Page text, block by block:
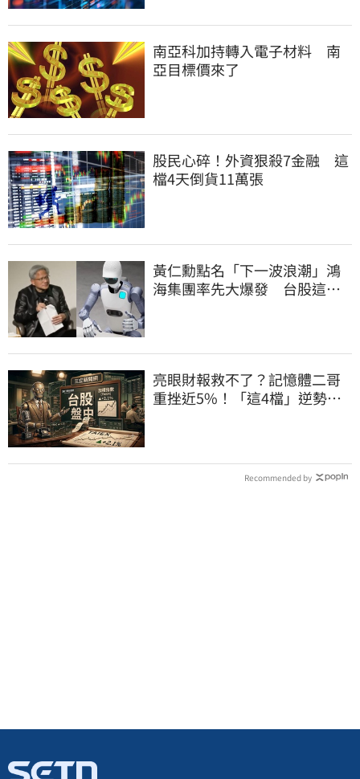
南亞科加持轉入電子材料 南
亞目標價來了
股民心碎！外資狠殺7金融 這
檔4天倒貨11萬張
黃仁勳點名「下一波浪潮」鴻
海集團率先大爆發 台股這族
亮眼財報救不了？記憶體二哥
重挫近5%！「這4檔」逆勢上
Recommended by